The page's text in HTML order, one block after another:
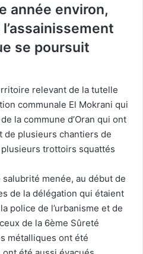
année environ,
se poursuit
relevant de la tutelle
communale El Mokrani qui
la commune d’Oran qui ont
de plusieurs chantiers de
trottoirs squattés
menée, au début de
de la délégation qui étaient
police de l’urbanisme et de
de la 6ème Sûreté
métalliques ont été